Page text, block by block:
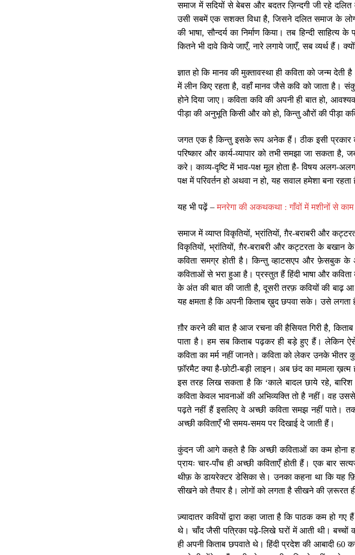
समाज में सदियों से बेबस और बदतर ज़िन्दगी जी रहे दलित
उसी सबमें एक सशक्त विधा है, जिसने दलित समाज के
की भाषा, सौन्दर्य का निर्माण किया। तब हिन्दी
कितने भी दावे किये जाएँ, नारे लगाये जाएँ, सब व्यर्थ हैं।
ज्ञात हो कि मानव की मुक्तावस्था ही कविता को जन्म
में लीन किए रहता है, वहाँ मानव जैसे कवि को जाता है।
होने दिया जाए। कविता कवि की अपनी ही बात हो,
पीड़ा की अनुभूति किसी और को हो, किन्तु औरों की पीड़ा
जगत एक है किन्तु इसके रूप अनेक हैं। ठीक इसी प्रकार
परिष्कार और कार्य-व्यापार को तभी समझा जा सकता है,
करे। काव्य-दृष्टि में भाव-पक्ष मूल होता है- विषय अलग-
पक्ष में परिवर्तन हो अथवा न हो, यह सवाल हमेशा बना
यह भी पढ़ें –मनरेगा की अकथकथा : गाँवों में मशीनों से काम
समाज में व्याप्त विकृतियों, भ्रांतियों, ग़ैर-बराबरी और
विकृतियों, भ्रांतियों, ग़ैर-बराबरी और कट्टरता के
कविता समग्र होती है। किन्तु व्हाटसएप और फ़ेसबुक
कविताओं से भरा हुआ है। प्रस्तुत हैं हिंदी भाषा और कविता
के अंत की बात की जाती है, दूसरी तरफ़ कवियों की
यह क्षमता है कि अपनी किताब ख़ुद छपवा सके। उसे
ग़ौर करने की बात है आज रचना की हैसियत गिरी है,
पाता है। हम सब किताब पढ़कर ही बड़े हुए हैं। लेकिन
कविता का मर्म नहीं जानते। कविता को लेकर उनके
फ़ॉरमैट क्या है-छोटी-बड़ी लाइन। अब छंद का मामला
इस तरह लिख सकता है कि ‘काले बादल छाये रहे, बारिश
कविता केवल भावनाओं की अभिव्यक्ति तो है नहीं। वह
पढ़ते नहीं हैं इसलिए वे अच्छी कविता समझ नहीं पाते।
अच्छी कविताएँ भी समय-समय पर दिखाई दे जाती हैं।
कुंदन जी आगे कहते है कि अच्छी कविताओं का कम होना
प्रायः चार-पाँच ही अच्छी कविताएँ होती हैं। एक बार
थीफ़ के डायरेक्टर डेसिका से। उनका कहना था कि यह
सीखने को तैयार है। लोगों को लगता है सीखने की ज़रूरत
ज़्यादातर कवियों द्वारा कहा जाता है कि पाठक कम हो
थे। चाँद जैसी पत्रिका पढ़े-लिखे घरों में आती थी। बच्चों
ही अपनी किताब छपवाते थे। हिंदी प्रदेश की आबादी